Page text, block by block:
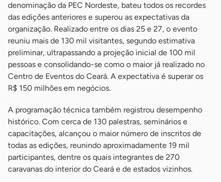
denominação da PEC Nordeste, bateu todos os recordes
das edições anteriores e superou as expectativas da
organização. Realizado entre os dias 25 e 27, o evento
reuniu mais de 130 mil visitantes, segundo estimativa
preliminar, ultrapassando a projeção inicial de 100 mil
pessoas e consolidando-se como o maior já realizado no
Centro de Eventos do Ceará. A expectativa é superar os
R$ 150 milhões em negócios.
A programação técnica também registrou desempenho
histórico. Com cerca de 130 palestras, seminários e
capacitações, alcançou o maior número de inscritos de
todas as edições, reunindo aproximadamente 19 mil
participantes, dentre os quais integrantes de 270
caravanas do interior do Ceará e de estados vizinhos.